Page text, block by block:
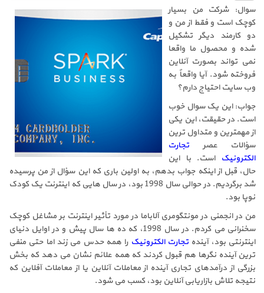
سوال: شرکت من بسیار
کوچک است و فقط از من و
دو کارمند دیگر تشکیل
شده و محصول ما واقعا
نمی تواند بصورت آنلاین
فروخته شود. آیا واقعاً به
وب سایت احتیاج دارم؟
جواب: این یک سوال خوب
است. در حقیقت، این یکی
از مهمترین و متداول ترین
سؤالات عصر تجارت
الکترونیک است. با این
حال، قبل از اینکه جواب بدهم، به اولین باری که این سؤال از من پرسیده
شد برگردیم. در حوالی سال 1998 بود، در سال هایی که اینترنت یک کودک
نوپا بود.
من در انجمنی در مونتگومری آلاباما در مورد تأثیر اینترنت بر مشاغل کوچک
سخنرانی می کردم. در سال 1998، که ده ها سال پیش و در اوایل دنیای
اینترنتی بود، آینده تجارت الکترونیک را همه حدس می زند اما حتی منفی
ترین آینده نگرها هم قبول کردند که همه علائم نشان می دهد که بخش
بزرگی از درآمدهای تجاری آینده از معاملات آنلاین یا از معاملات آفلاین که
نتیجه تلاش بازاریابی آنلاین بود، کسب می شود.